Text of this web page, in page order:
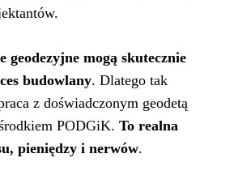
geodezyjne mogą skutecznie
budowlany. Dlatego tak
z doświadczonym geodetą
PODGiK. To realna
pieniędzy i nerwów.